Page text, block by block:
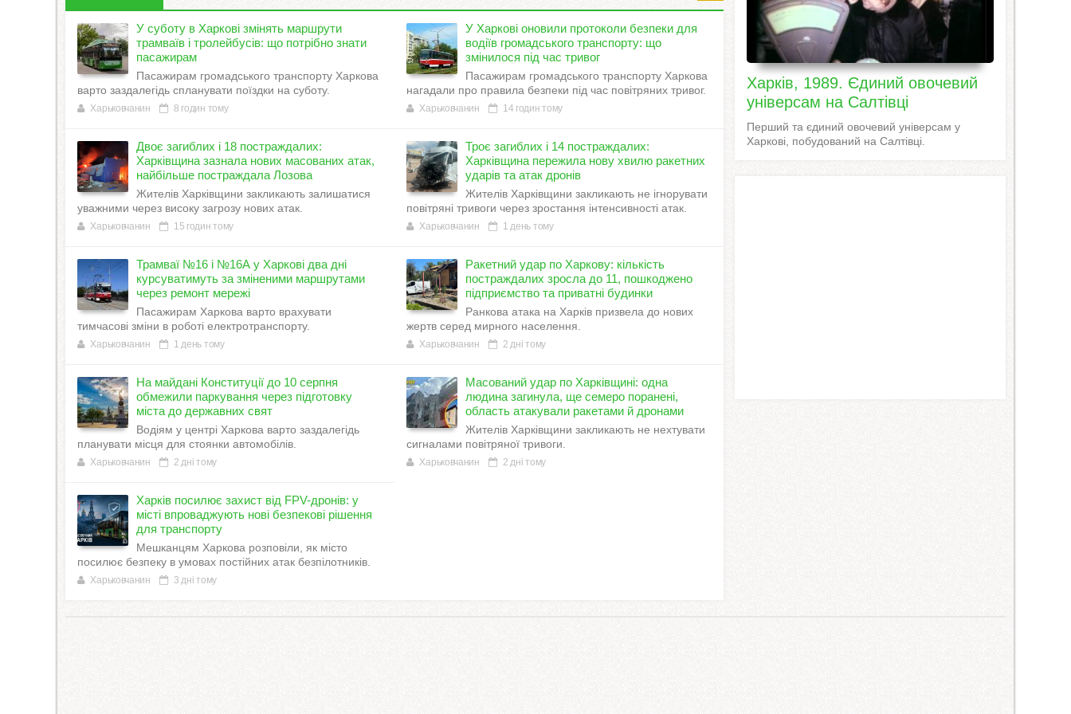
У суботу в Харкові змінять маршрути
трамваїв і тролейбусів: що потрібно знати
пасажирам
Пасажирам громадського транспорту Харкова
варто заздалегідь спланувати поїздки на суботу.
Харьковчанин 8 годин тому
У Харкові оновили протоколи безпеки для
водіїв громадського транспорту: що
змінилося під час тривог
Пасажирам громадського транспорту Харкова
нагадали про правила безпеки під час повітряних тривог.
Харьковчанин 14 годин тому
Двоє загиблих і 18 постраждалих:
Харківщина зазнала нових масованих атак,
найбільше постраждала Лозова
Жителів Харківщини закликають залишатися
уважними через високу загрозу нових атак.
Харьковчанин 15 годин тому
Троє загиблих і 14 постраждалих:
Харківщина пережила нову хвилю ракетних
ударів та атак дронів
Жителів Харківщини закликають не ігнорувати
повітряні тривоги через зростання інтенсивності атак.
Харьковчанин 1 день тому
Трамваї №16 і №16А у Харкові два дні
курсуватимуть за зміненими маршрутами
через ремонт мережі
Пасажирам Харкова варто врахувати
тимчасові зміни в роботі електротранспорту.
Харьковчанин 1 день тому
Ракетний удар по Харкову: кількість
постраждалих зросла до 11, пошкоджено
підприємство та приватні будинки
Ранкова атака на Харків призвела до нових
жертв серед мирного населення.
Харьковчанин 2 дні тому
На майдані Конституції до 10 серпня
обмежили паркування через підготовку
міста до державних свят
Водіям у центрі Харкова варто заздалегідь
планувати місця для стоянки автомобілів.
Харьковчанин 2 дні тому
Масований удар по Харківщині: одна
людина загинула, ще семеро поранені,
область атакували ракетами й дронами
Жителів Харківщини закликають не нехтувати
сигналами повітряної тривоги.
Харьковчанин 2 дні тому
Харків посилює захист від FPV-дронів: у
місті впроваджують нові безпекові рішення
для транспорту
Мешканцям Харкова розповіли, як місто
посилює безпеку в умовах постійних атак безпілотників.
Харьковчанин 3 дні тому
Харків, 1989. Єдиний овочевий
універсам на Салтівці
Перший та єдиний овочевий універсам у
Харкові, побудований на Салтівці.